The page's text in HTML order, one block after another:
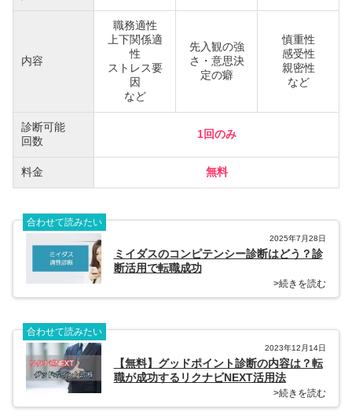
内容
職務適性
上下関係適
性
ストレス要
因
など
先入観の強
さ・意思決
定の癖
慎重性
感受性
親密性
など
診断可能
回数
1回のみ
料金 無料
合わせて読みたい
2025年7月28日
ミイダスのコンピテンシー診断はどう？診
断活用で転職成功
>続きを読む
合わせて読みたい
2023年12月14日
【無料】グッドポイント診断の内容は？転
職が成功するリクナビNEXT活用法
>続きを読む